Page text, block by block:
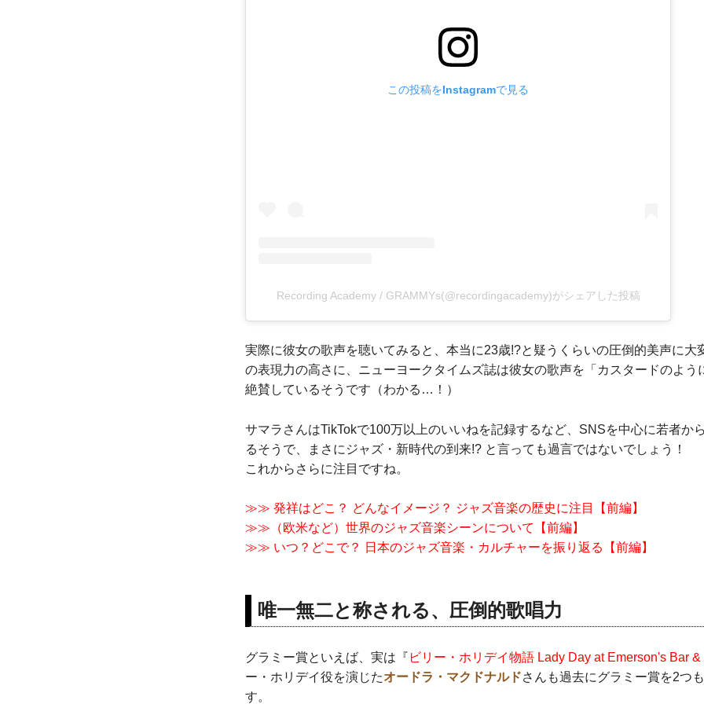
この投稿をInstagramで見る
Recording Academy / GRAMMYs(@recordingacademy)がシェアした投稿
実際に彼女の歌声を聴いてみると、本当に23歳!?と疑うくらいの圧倒的美声に大
の表現力の高さに、ニューヨークタイムズ誌は彼女の歌声を「カスタードのよう
絶賛しているそうです（わかる…！）
サマラさんはTikTokで100万以上のいいねを記録するなど、SNSを中心に若者か
るそうで、まさにジャズ・新時代の到来!? と言っても過言ではないでしょう！
これからさらに注目ですね。
≫≫ 発祥はどこ？ どんなイメージ？ ジャズ音楽の歴史に注目【前編】
≫≫（欧米など）世界のジャズ音楽シーンについて【前編】
≫≫ いつ？どこで？ 日本のジャズ音楽・カルチャーを振り返る【前編】
唯一無二と称される、圧倒的歌唱力
グラミー賞といえば、実は『 ビリー・ホリデイ物語 Lady Day at Emerson's Bar &
ー・ホリデイ役を演じたオードラ・マクドナルドさんも過去にグラミー賞を2つ
す。